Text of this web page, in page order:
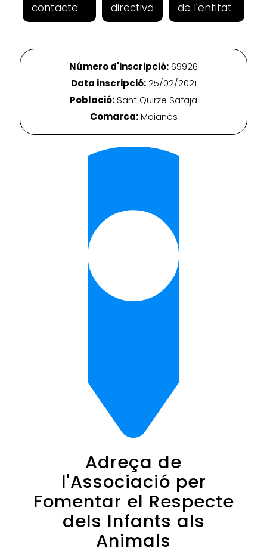
contacte
directiva
de l'entitat
Número d'inscripció:69926
Data inscripció:25/02/2021
Població:Sant Quirze Safaja
Comarca:Moianès
Adreça de
l'Associació per
Fomentar el Respecte
dels Infants als
Animals